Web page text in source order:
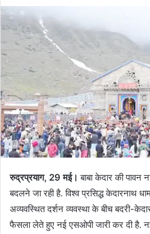
रुद्रप्रयाग, 29 मई। बाबा केदार की पावन
बदलने जा रही है. विश्व प्रसिद्ध केदारनाथ
अव्यवस्थित दर्शन व्यवस्था के बीच बदरी-
फैसला लेते हुए नई एसओपी जारी कर दी है.